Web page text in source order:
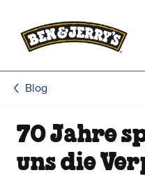
Blog
70 Jahre
uns die